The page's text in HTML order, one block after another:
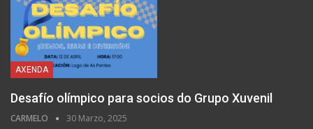
AXENDA
Desafío olímpico para socios do Grupo Xuvenil
CARMELO 30 Marzo, 2025